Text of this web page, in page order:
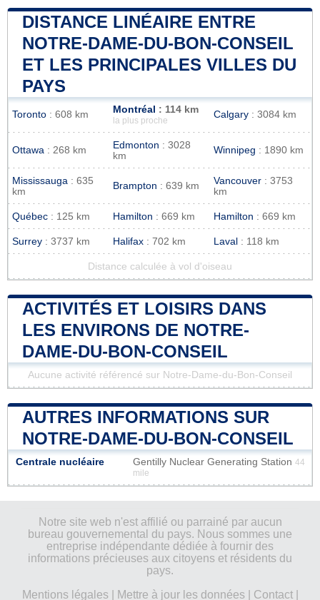
DISTANCE LINÉAIRE ENTRE
NOTRE-DAME-DU-BON-CONSEIL
ET LES PRINCIPALES VILLES DU
PAYS
Toronto : 608 km Montréal : 114 km
la plus proche
Calgary : 3084 km
Ottawa : 268 km Edmonton : 3028
km
Winnipeg : 1890 km
Mississauga : 635
km
Brampton : 639 km Vancouver : 3753
km
Québec : 125 km Hamilton : 669 km Hamilton : 669 km
Surrey : 3737 km Halifax : 702 km Laval : 118 km
Distance calculée à vol d'oiseau
ACTIVITÉS ET LOISIRS DANS
LES ENVIRONS DE NOTRE-
DAME-DU-BON-CONSEIL
Aucune activité référencé sur Notre-Dame-du-Bon-Conseil
AUTRES INFORMATIONS SUR
NOTRE-DAME-DU-BON-CONSEIL
Centrale nucléaire Gentilly Nuclear Generating Station 44
mile
Notre site web n'est affilié ou parrainé par aucun
bureau gouvernemental du pays. Nous sommes une
entreprise indépendante dédiée à fournir des
informations précieuses aux citoyens et résidents du
pays.
Mentions légales| Mettre à jour les données| Contact|